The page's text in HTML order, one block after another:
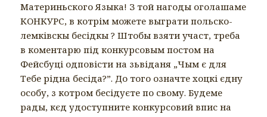
Материньского Языка! З той нагоды оголашаме
КОНКУРС, в котрім можете выграти польско-
лемківскы бесідкы ? Штобы взяти участ, треба
в коментарю під конкурсовым постом на
Фейсбуці одповісти на зьвіданя „Чым є для
Тебе рідна бесіда?”. До того означте хоцкі єдну
особу, з котром бесідуєте по свому. Будеме
рады, кєд удоступните конкурсовий впис на